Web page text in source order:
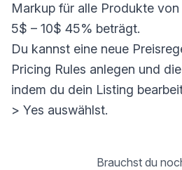
Markup für alle Produkte
5$ – 10$ 45% beträgt.
Du kannst eine neue
Pricing Rules anlegen und
indem du dein Listing
> Yes auswählst.
Brauchst du